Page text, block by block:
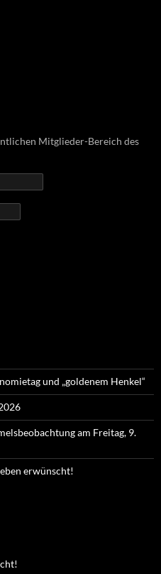
Mitglieder-Bereich des
und „goldenem Henkel“
am Freitag, 9.
erwünscht!